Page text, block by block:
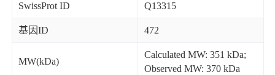
SwissProt ID Q13315
基因ID 472
MW(kDa)
Calculated MW: 351 kDa;
Observed MW: 370 kDa